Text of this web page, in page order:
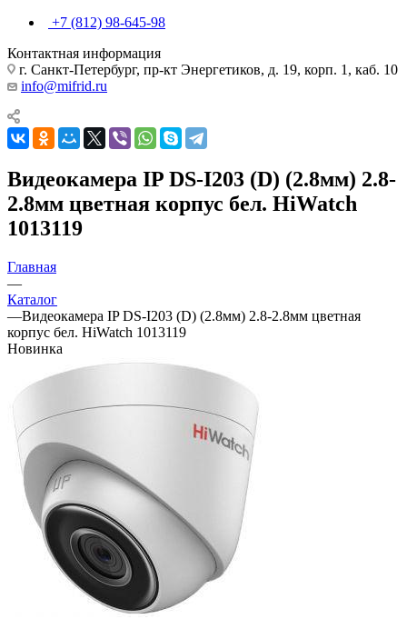
+7 (812) 98-645-98
Контактная информация
г. Санкт-Петербург, пр-кт Энергетиков, д. 19, корп. 1, каб. 10
info@mifrid.ru
Видеокамера IP DS-I203 (D) (2.8мм) 2.8-
2.8мм цветная корпус бел. HiWatch
1013119
Главная
—
Каталог
—Видеокамера IP DS-I203 (D) (2.8мм) 2.8-2.8мм цветная
корпус бел. HiWatch 1013119
Новинка